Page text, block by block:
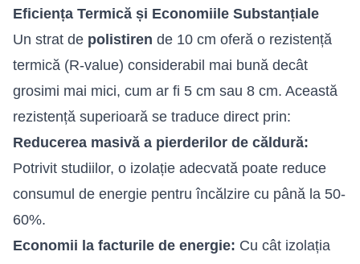
Eficiența Termică și Economiile Substanțiale
Un strat de polistiren de 10 cm oferă o rezistență
termică (R-value) considerabil mai bună decât
grosimi mai mici, cum ar fi 5 cm sau 8 cm. Această
rezistență superioară se traduce direct prin:
Reducerea masivă a pierderilor de căldură:
Potrivit studiilor, o izolație adecvată poate reduce
consumul de energie pentru încălzire cu până la 50-
60%.
Economii la facturile de energie: Cu cât izolația